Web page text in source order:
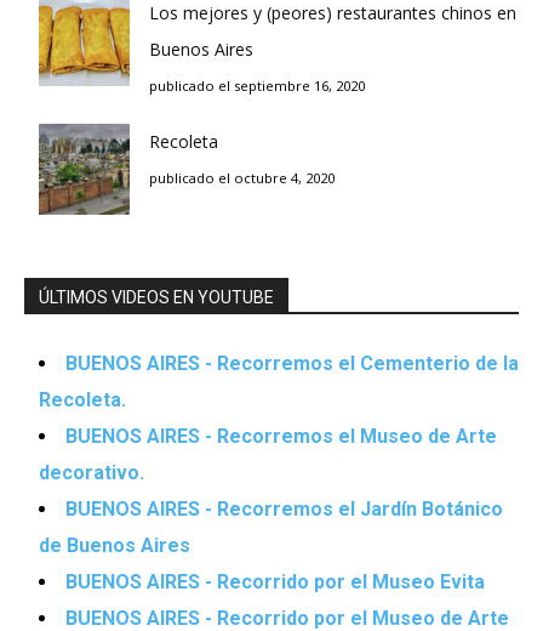
Los mejores y (peores) restaurantes chinos en
Buenos Aires
publicado el septiembre 16, 2020
Recoleta
publicado el octubre 4, 2020
ÚLTIMOS VIDEOS EN YOUTUBE
BUENOS AIRES - Recorremos el Cementerio de la
Recoleta.
BUENOS AIRES - Recorremos el Museo de Arte
decorativo.
BUENOS AIRES - Recorremos el Jardín Botánico
de Buenos Aires
BUENOS AIRES - Recorrido por el Museo Evita
BUENOS AIRES - Recorrido por el Museo de Arte